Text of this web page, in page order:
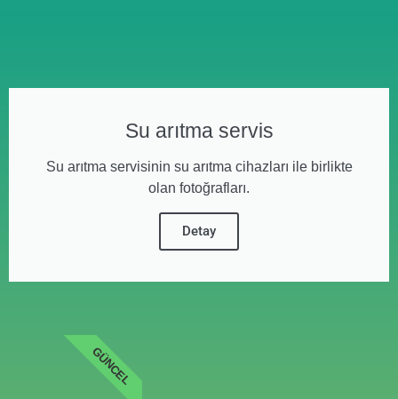
Su arıtma servis
Su arıtma servisinin su arıtma cihazları ile birlikte
olan fotoğrafları.
Detay
GÜNCEL